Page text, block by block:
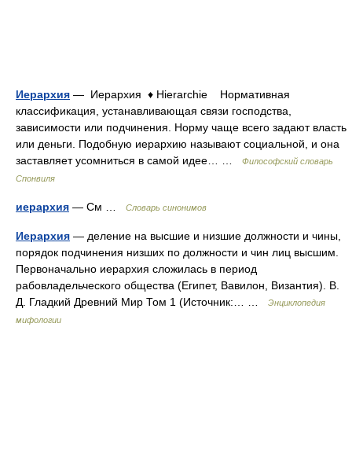
Иерархия — Иерархия ♦ Hierarchie Нормативная
классификация, устанавливающая связи господства,
зависимости или подчинения. Норму чаще всего задают власть
или деньги. Подобную иерархию называют социальной, и она
заставляет усомниться в самой идее… …
Философский словарь
Спонвиля
иерархия — См … Словарь синонимов
Иерархия — деление на высшие и низшие должности и чины,
порядок подчинения низших по должности и чин лиц высшим.
Первоначально иерархия сложилась в период
рабовладельческого общества (Египет, Вавилон, Византия). В.
Д. Гладкий Древний Мир Том 1 (Источник:… …
Энциклопедия
мифологии